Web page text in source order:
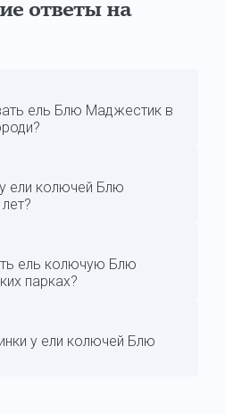
ответы на
ель Блю Маджестик в
ели колючей Блю
ель колючую Блю
парках?
у ели колючей Блю